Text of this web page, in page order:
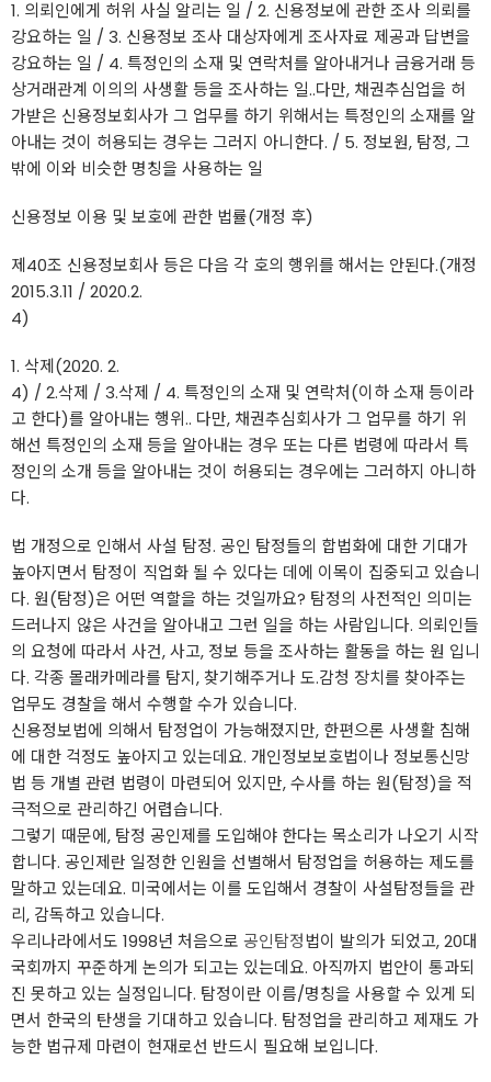
1. 의뢰인에게 허위 사실 알리는 일 / 2. 신용정보에 관한 조사 의뢰를
강요하는 일 / 3. 신용정보 조사 대상자에게 조사자료 제공과 답변을
강요하는 일 / 4. 특정인의 소재 및 연락처를 알아내거나 금융거래 등
상거래관계 이의의 사생활 등을 조사하는 일..다만, 채권추심업을 허
가받은 신용정보회사가 그 업무를 하기 위해서는 특정인의 소재를 알
아내는 것이 허용되는 경우는 그러지 아니한다. / 5. 정보원, 탐정, 그
밖에 이와 비슷한 명칭을 사용하는 일
신용정보 이용 및 보호에 관한 법률(개정 후)
제40조 신용정보회사 등은 다음 각 호의 행위를 해서는 안된다.(개정
2015.3.11 / 2020.2.
4)
1. 삭제(2020. 2.
4) / 2.삭제 / 3.삭제 / 4. 특정인의 소재 및 연락처(이하 소재 등이라
고 한다)를 알아내는 행위.. 다만, 채권추심회사가 그 업무를 하기 위
해선 특정인의 소재 등을 알아내는 경우 또는 다른 법령에 따라서 특
정인의 소개 등을 알아내는 것이 허용되는 경우에는 그러하지 아니하
다.
법 개정으로 인해서 사설 탐정. 공인 탐정들의 합법화에 대한 기대가
높아지면서 탐정이 직업화 될 수 있다는 데에 이목이 집중되고 있습니
다. 원(탐정)은 어떤 역할을 하는 것일까요? 탐정의 사전적인 의미는
드러나지 않은 사건을 알아내고 그런 일을 하는 사람입니다. 의뢰인들
의 요청에 따라서 사건, 사고, 정보 등을 조사하는 활동을 하는 원 입니
다. 각종 몰래카메라를 탐지, 찾기해주거나 도.감청 장치를 찾아주는
업무도 경찰을 해서 수행할 수가 있습니다.
신용정보법에 의해서 탐정업이 가능해졌지만, 한편으론 사생활 침해
에 대한 걱정도 높아지고 있는데요. 개인정보보호법이나 정보통신망
법 등 개별 관련 법령이 마련되어 있지만, 수사를 하는 원(탐정)을 적
극적으로 관리하긴 어렵습니다.
그렇기 때문에, 탐정 공인제를 도입해야 한다는 목소리가 나오기 시작
합니다. 공인제란 일정한 인원을 선별해서 탐정업을 허용하는 제도를
말하고 있는데요. 미국에서는 이를 도입해서 경찰이 사설탐정들을 관
리, 감독하고 있습니다.
우리나라에서도 1998년 처음으로 공인탐정법이 발의가 되었고, 20대
국회까지 꾸준하게 논의가 되고는 있는데요. 아직까지 법안이 통과되
진 못하고 있는 실정입니다. 탐정이란 이름/명칭을 사용할 수 있게 되
면서 한국의 탄생을 기대하고 있습니다. 탐정업을 관리하고 제재도 가
능한 법규제 마련이 현재로선 반드시 필요해 보입니다.